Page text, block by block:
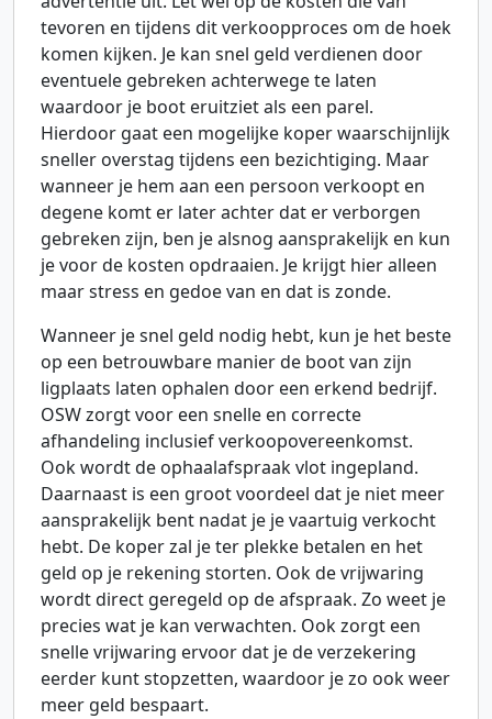
tevoren en tijdens dit verkoopproces om de hoek
komen kijken. Je kan snel geld verdienen door
eventuele gebreken achterwege te laten
waardoor je boot eruitziet als een parel.
Hierdoor gaat een mogelijke koper waarschijnlijk
sneller overstag tijdens een bezichtiging. Maar
wanneer je hem aan een persoon verkoopt en
degene komt er later achter dat er verborgen
gebreken zijn, ben je alsnog aansprakelijk en kun
je voor de kosten opdraaien. Je krijgt hier alleen
maar stress en gedoe van en dat is zonde.
Wanneer je snel geld nodig hebt, kun je het beste
op een betrouwbare manier de boot van zijn
ligplaats laten ophalen door een erkend bedrijf.
OSW zorgt voor een snelle en correcte
afhandeling inclusief verkoopovereenkomst.
Ook wordt de ophaalafspraak vlot ingepland.
Daarnaast is een groot voordeel dat je niet meer
aansprakelijk bent nadat je je vaartuig verkocht
hebt. De koper zal je ter plekke betalen en het
geld op je rekening storten. Ook de vrijwaring
wordt direct geregeld op de afspraak. Zo weet je
precies wat je kan verwachten. Ook zorgt een
snelle vrijwaring ervoor dat je de verzekering
eerder kunt stopzetten, waardoor je zo ook weer
meer geld bespaart.